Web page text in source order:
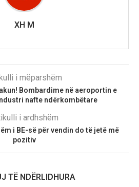
XH M
i mëparshëm
Bombardime në aeroportin e
nafte ndërkombëtare
i ardhshëm
i BE-së për vendin do të jetë më
pozitiv
TË NDËRLIDHURA